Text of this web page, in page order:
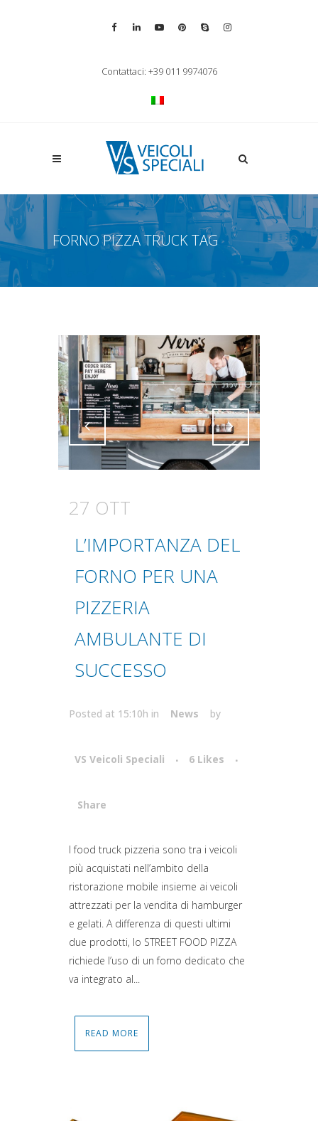
Contattaci: +39 011 9974076
Apri la ricerca
FORNO PIZZA TRUCK TAG
Attiva comando Attiva comando
27 OTT
L’IMPORTANZA DEL
FORNO PER UNA
PIZZERIA
AMBULANTE DI
SUCCESSO
Posted at 15:10h in News by
VS Veicoli Speciali 6 Likes
Share
Attiva comando
I food truck pizzeria sono tra i veicoli
più acquistati nell’ambito della
ristorazione mobile insieme ai veicoli
attrezzati per la vendita di hamburger
e gelati. A differenza di questi ultimi
due prodotti, lo STREET FOOD PIZZA
richiede l’uso di un forno dedicato che
va integrato al...
READ MORE